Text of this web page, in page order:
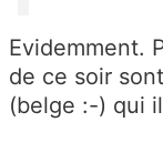
Evidemment.
de ce soir
(belge :-) qui